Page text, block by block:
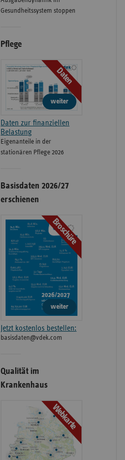
Gesundheitssystem stoppen
Pflege
Daten
weiter
Daten zur finanziellen
Belastung
Eigenanteile in der
stationären Pflege 2026
Basisdaten 2026/27
erschienen
Broschüre
weiter
Jetzt kostenlos bestellen:
basisdaten@vdek.com
Qualität im
Krankenhaus
Webkarte